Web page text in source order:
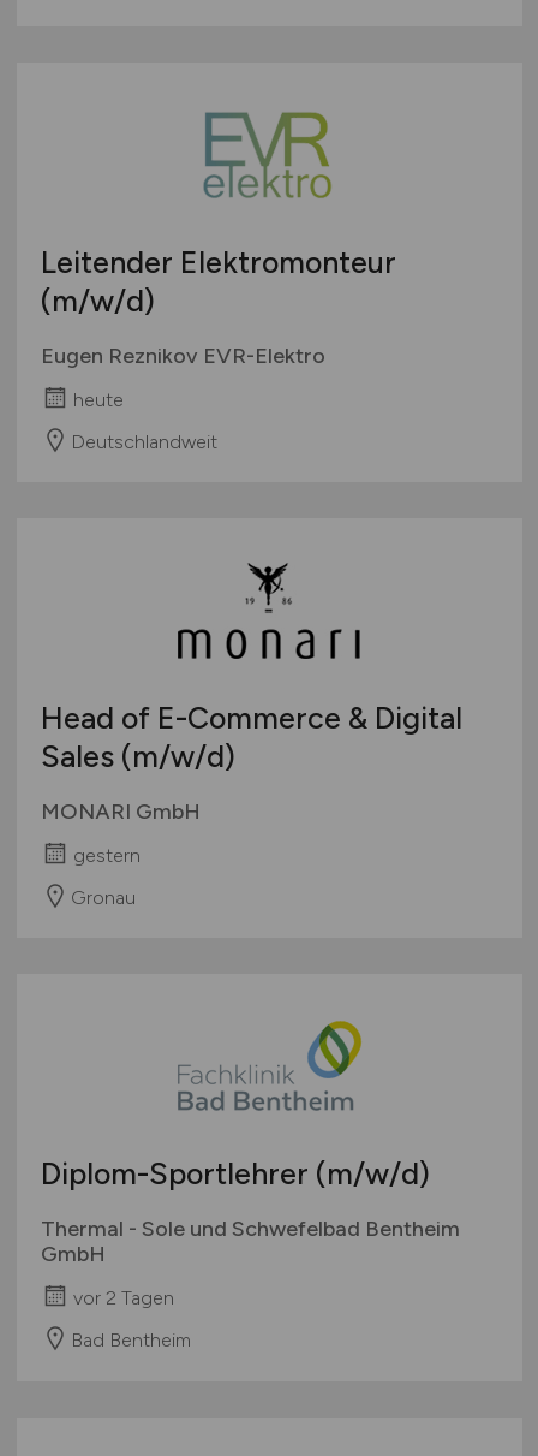
Leitender Elektromonteur
(m/w/d)
Eugen Reznikov EVR-Elektro
heute
Deutschlandweit
Head of E-Commerce & Digital
Sales (m/w/d)
MONARI GmbH
gestern
Gronau
Diplom-Sportlehrer (m/w/d)
Thermal - Sole und Schwefelbad Bentheim
GmbH
vor 2 Tagen
Bad Bentheim